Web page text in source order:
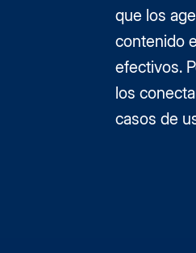
que los
contenido
efectivos.
los
casos de